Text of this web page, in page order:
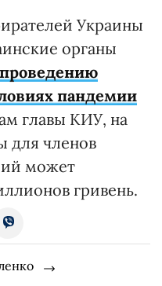
Украины
органы
пандемии
главы КИУ, на
для членов
может
гривень.